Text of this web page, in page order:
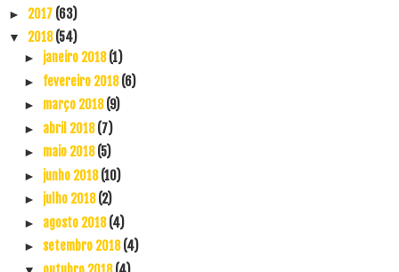
► 2017 (63)
▼ 2018(54)
► janeiro 2018(1)
► fevereiro 2018(6)
► março 2018(9)
► abril 2018(7)
► maio 2018(5)
► junho 2018(10)
► julho 2018(2)
► agosto 2018(4)
► setembro 2018(4)